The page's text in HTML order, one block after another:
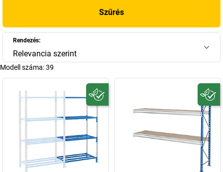
Szűrés
Rendezés:
Relevancia szerint
Modell száma:39